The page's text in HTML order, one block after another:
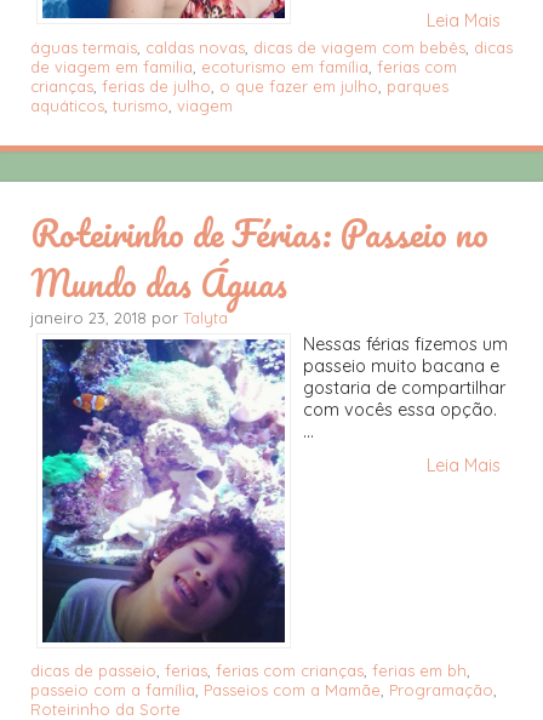
Leia Mais
águas termais, caldas novas, dicas de viagem com bebês, dicas
de viagem em familia, ecoturismo em família, ferias com
crianças, ferias de julho, o que fazer em julho, parques
aquáticos, turismo, viagem
Roteirinho de Férias: Passeio no
Mundo das Águas
janeiro 23, 2018 por Talyta
Nessas férias fizemos um
passeio muito bacana e
gostaria de compartilhar
com vocês essa opção.
...
Leia Mais
dicas de passeio ferias ferias com crianças ferias em bh
passeio com a família Passeios com a Mamãe Programação
Roteirinho da Sorte